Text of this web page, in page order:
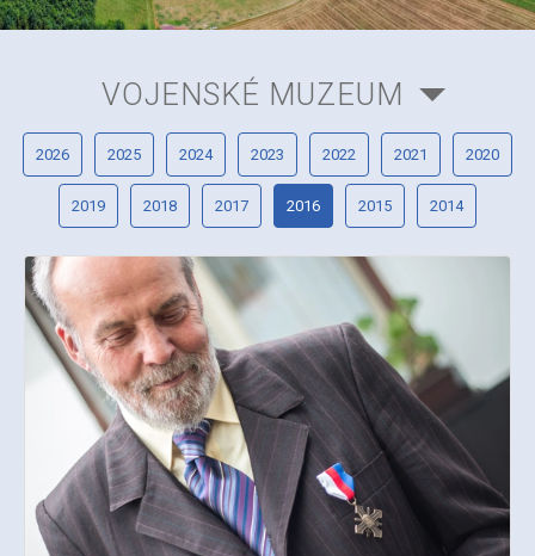
VOJENSKÉ MUZEUM
2026 2025 2024 2023 2022 2021 2020
2019 2018 2017 2016 2015 2014